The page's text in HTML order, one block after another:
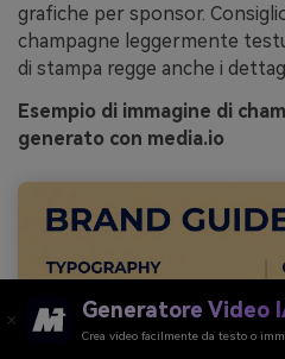
grafiche per sponsor.
champagne leggermente
di stampa regge anche i
Esempio di immagine di
generato con media.io
Generatore Video
Crea video facilmente da testo o